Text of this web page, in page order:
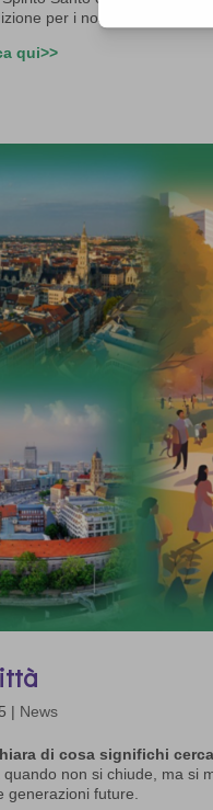
per i nostri simili e
qui>>
| News
di cosa significhi
non si chiude, ma si
generazioni future.